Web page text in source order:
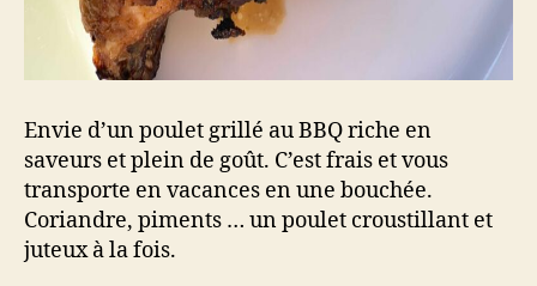
Envie d’un poulet grillé au BBQ riche en
saveurs et plein de goût. C’est frais et vous
transporte en vacances en une bouchée.
Coriandre, piments … un poulet croustillant et
juteux à la fois.